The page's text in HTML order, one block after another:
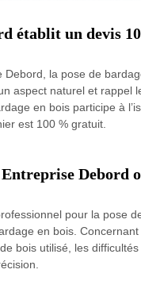
établit un devis
Debord, la pose de
aspect naturel et rappel
en bois participe à
est 100 % gratuit.
Debord
pour la pose
en bois.
bois utilisé, les